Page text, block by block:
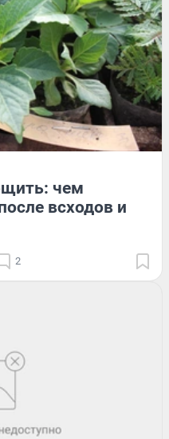
чем
всходов и
2